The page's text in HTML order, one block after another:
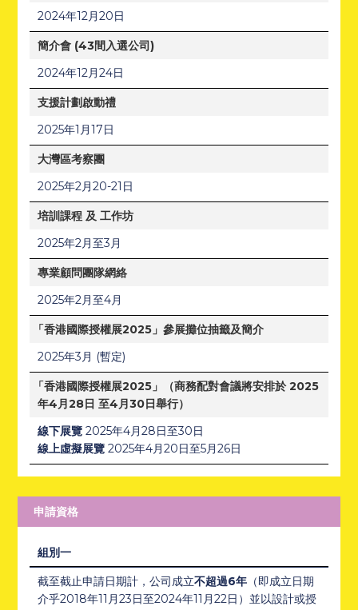
2024年12月20日
簡介會 (43間入選公司)
2024年12月24日
支援計劃啟動禮
2025年1月17日
大灣區考察團
2025年2月20-21日
培訓課程 及 工作坊
2025年2月至3月
專業顧問團隊網絡
2025年2月至4月
「香港國際授權展2025」參展攤位抽籤及簡介
2025年3月 (暫定)
「香港國際授權展2025」（商務配對會議將安排於 2025
年4月28日 至4月30日舉行）
線下展覽2025年4月28日至30日
線上虛擬展覽2025年4月20日至5月26日
申請資格
組別一
截至截止申請日期計，公司成立不超過6年 （即成立日期
介乎2018年11月23日至2024年11月22日）並以設計或授